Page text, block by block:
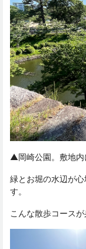
▲岡崎公園。敷地内
緑とお堀の水辺が
す。
こんな散歩コース